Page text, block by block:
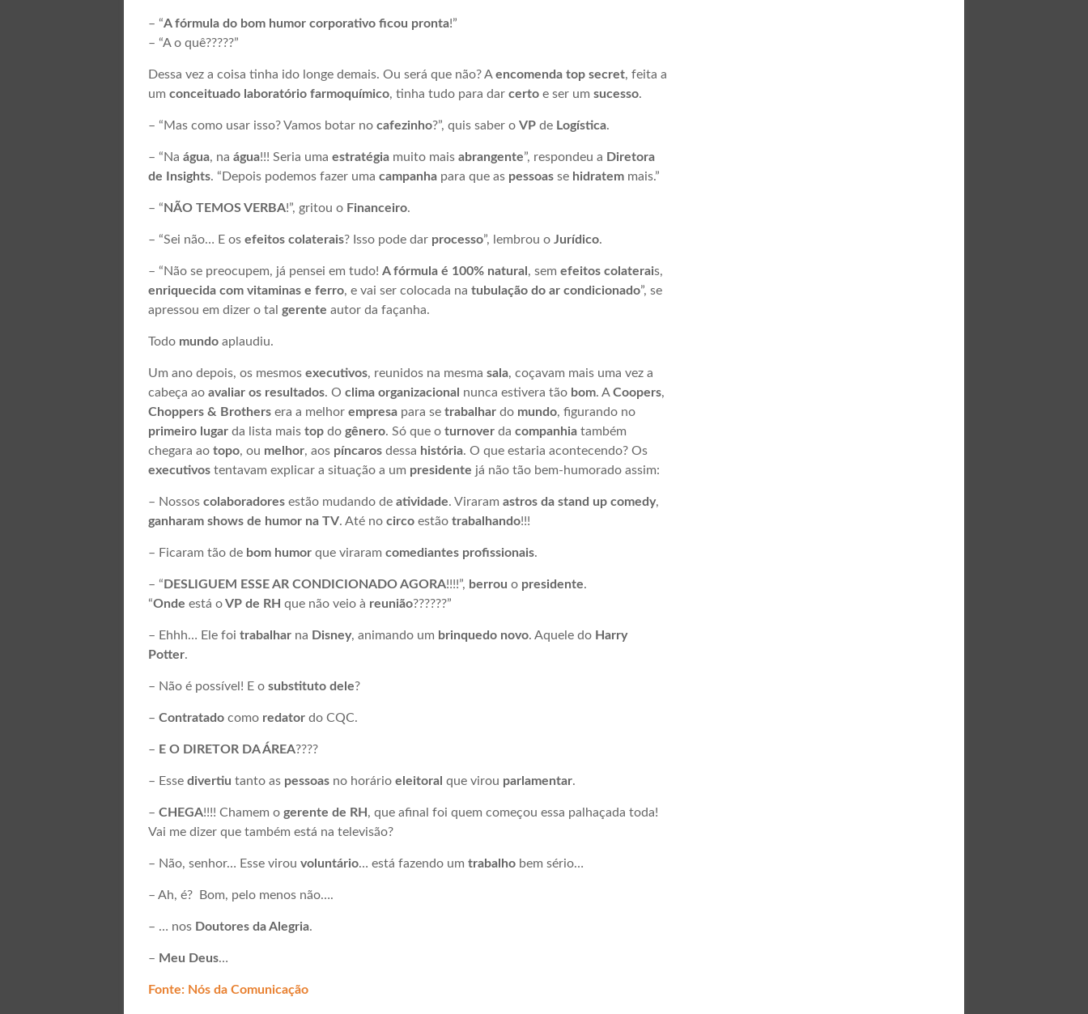
– “A fórmula do bom humor corporativo ficou pronta!”
– “A o quê?????”
Dessa vez a coisa tinha ido longe demais. Ou será que não? Aencomenda top secret, feita a
um conceituado laboratório farmoquímico, tinha tudo para dar certo e ser um sucesso.
– “Mas como usar isso? Vamos botar no cafezinho?”, quis saber o VP de Logística.
– “Na água, na água!!! Seria uma estratégia muito mais abrangente”, respondeu a Diretora
de Insights. “Depois podemos fazer uma campanha para que as pessoas se hidratem mais.”
– “ NÃO TEMOS VERBA!”, gritou o Financeiro.
– “Sei não… E os efeitos colaterais? Isso pode dar processo”, lembrou o Jurídico.
– “Não se preocupem, já pensei em tudo! A fórmula é 100% natural , sem efeitos colaterais,
enriquecida com vitaminas e ferro, e vai ser colocada na tubulação do ar condicionado”, se
apressou em dizer o tal gerente autor da façanha.
Todo mundo aplaudiu.
Um ano depois, os mesmos executivos, reunidos na mesma sala, coçavam mais uma vez a
cabeça ao avaliar os resultados. O clima organizacional nunca estivera tão bom. ACoopers,
Choppers & Brothers era a melhor empresa para se trabalhar do mundo, figurando no
primeiro lugar da lista mais top do gênero. Só que o turnover da companhia também
chegara ao topo, ou melhor, aos píncaros dessa história. O que estaria acontecendo? Os
executivos tentavam explicar a situação a um presidente já não tão bem-humorado assim:
– Nossos colaboradores estão mudando de atividade. Viraram astros da stand up comedy,
ganharam shows de humor na TV. Até no circo estão trabalhando!!!
– Ficaram tão de bom humor que viraram comediantes profissionais.
– “ DESLIGUEM ESSE AR CONDICIONADO AGORA!!!!”, berrou o presidente.
“Onde está oVP de RH que não veio à reunião??????”
– Ehhh… Ele foi trabalhar na Disney, animando um brinquedo novo. Aquele do Harry
Potter.
– Não é possível! E o substituto dele?
– Contratado como redator do CQC.
– E O DIRETOR DA ÁREA????
– Esse divertiu tanto as pessoas no horário eleitoral que virou parlamentar.
– CHEGA!!!! Chamem o gerente de RH , que afinal foi quem começou essa palhaçada toda!
Vai me dizer que também está na televisão?
– Não, senhor… Esse virou voluntário… está fazendo um trabalho bem sério…
– Ah, é? Bom, pelo menos não….
– … nos Doutores da Alegria.
– Meu Deus…
Fonte: Nós da Comunicação